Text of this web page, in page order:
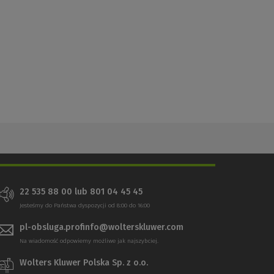
22 535 88 00 lub 801 04 45 45
Jesteśmy do Państwa dyspozycji od 8:00 do 16:00
pl-obsluga.profinfo@wolterskluwer.com
Na wiadomość odpowiemy możliwe jak najszybciej.
Wolters Kluwer Polska Sp. z o.o.